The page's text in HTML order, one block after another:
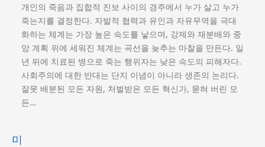
개인의 죽음과 집합적 진보 사이의 경주에서 누가 살고 누가
죽는지를 결정한다. 자발적 협력과 유인과 자유무역을 극대
화하는 체계는 가장 높은 속도를 낳으며, 강제와 재분배와 중
앙 계획 위에 세워진 체계는 곡선을 늦추는 마찰을 만든다. 일
년 뒤에 치료된 병으로 죽는 행위자는 낮은 속도의 피해자다.
사회주의에 대한 반대는 단지 이념이 아니라 생존의 논리다.
잘못 배분된 모든 자원, 처벌받은 모든 혁신가, 묻혀 버린 모
든…
미